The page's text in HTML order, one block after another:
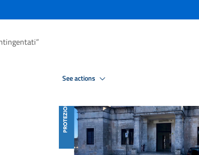
See actions